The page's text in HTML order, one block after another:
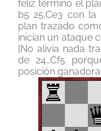
feliz término el
b5 25.Ce3 con
plan trazado
inician un ataque
[No alivia nada
de 24…Cf5
posición